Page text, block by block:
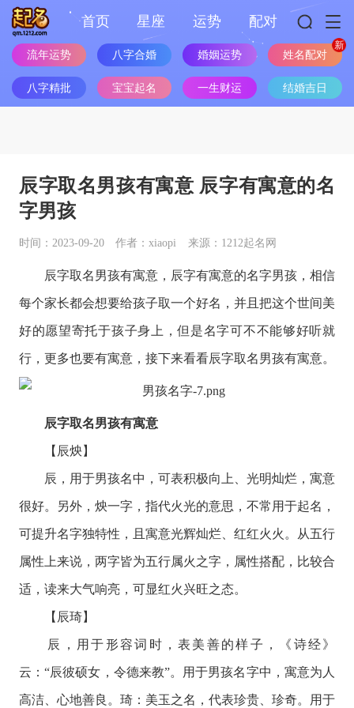
首页 星座 运势 配对
流年运势 八字合婚 婚姻运势 姓名配对
八字精批 宝宝起名 一生财运 结婚吉日
辰字取名男孩有寓意 辰字有寓意的名
字男孩
时间：2023-09-20 作者：xiaopi 来源：1212起名网
辰字取名男孩有寓意，辰字有寓意的名字男孩，相信
每个家长都会想要给孩子取一个好名，并且把这个世间美
好的愿望寄托于孩子身上，但是名字可不不能够好听就
行，更多也要有寓意，接下来看看辰字取名男孩有寓意。
辰字取名男孩有寓意
【辰炴】
辰，用于男孩名中，可表积极向上、光明灿烂，寓意
很好。另外，炴一字，指代火光的意思，不常用于起名，
可提升名字独特性，且寓意光辉灿烂、红红火火。从五行
属性上来说，两字皆为五行属火之字，属性搭配，比较合
适，读来大气响亮，可显红火兴旺之态。
【辰琦】
辰，用于形容词时，表美善的样子，《诗经》
云：“辰彼硕女，令德来教”。用于男孩名字中，寓意为人
高洁、心地善良。琦：美玉之名，代表珍贵、珍奇。用于